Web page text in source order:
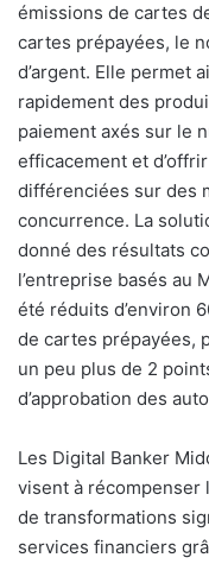
émissions de cartes
cartes prépayées, le
d’argent. Elle permet
rapidement des
paiement axés sur le
efficacement et
différenciées sur des
concurrence. La
donné des résultats
l’entreprise basés au
été réduits d’environ
de cartes prépayées,
un peu plus de 2
d’approbation des
Les Digital Banker
visent à récompenser
de transformations
services financiers